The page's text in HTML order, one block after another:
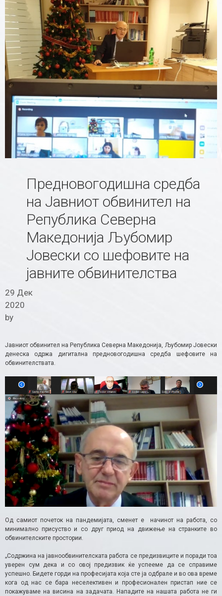
Предновогодишна средба
на Јавниот обвинител на
Република Северна
Македонија Љубомир
Јовески со шефовите на
јавните обвинителства
29 Дек
2020
by
Јавниот обвинител на Република Северна Македонија, Љубомир Јовески
денеска одржа дигитална предновогодишна средба шефовите на
обвинителствата.
Од самиот почеток на пандемијата, сменет е начинот на работа, со
минимално присуство и со друг приод на движење на странките во
обвинителските простории.
„Содржина на јавнообвинителската работа се предизвиците и поради тоа
уверен сум дека и со овој предизвик ќе успееме да се справиме
успешно. Бидете горди на професијата која сте ја одбрале и во ова време
кога од нас се бара неселективен и професионален пристап ние се
покажуваме на висина на задачата. Нападите на нашата работа не ги